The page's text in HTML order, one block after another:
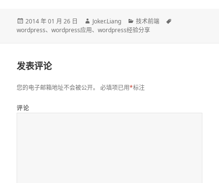
发
布
2014 年 01 月 26 日
作
者
Joker.Liang
分
类
技术前端
wordpress、wordpress应用、wordpress经验分享
发表评论
您的电子邮箱地址不会被公开。 必填项已用*标注
评论